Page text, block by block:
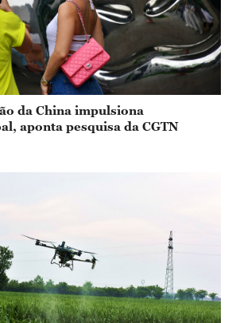
da China impulsiona
aponta pesquisa da CGTN